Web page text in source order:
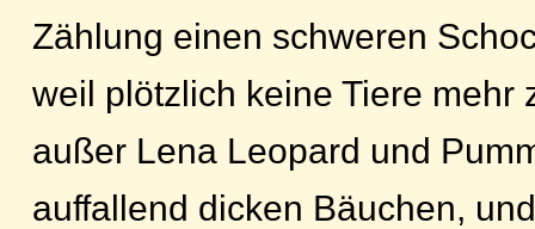
Zählung einen schweren
weil plötzlich keine Tiere mehr
außer Lena Leopard und
auffallend dicken Bäuchen,